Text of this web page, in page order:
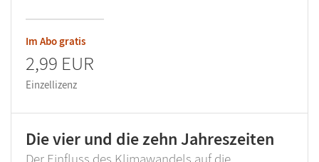
Im Abo gratis
2,99 EUR
Einzellizenz
Die vier und die zehn Jahreszeiten
Der Einfluss des Klimawandels auf die